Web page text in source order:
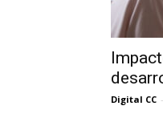
Digital CC -